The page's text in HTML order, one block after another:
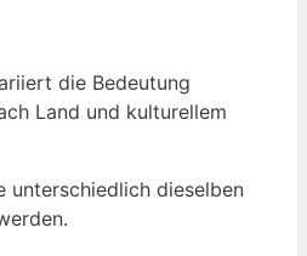
die Bedeutung
Land und kulturellem
unterschiedlich dieselben